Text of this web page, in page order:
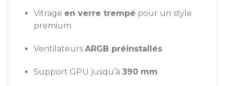
Vitrage en verre trempé pour un style
premium
Ventilateurs ARGB préinstallés
Support GPU jusqu’à 390 mm